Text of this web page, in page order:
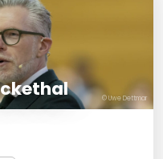
© Uwe Dettmar